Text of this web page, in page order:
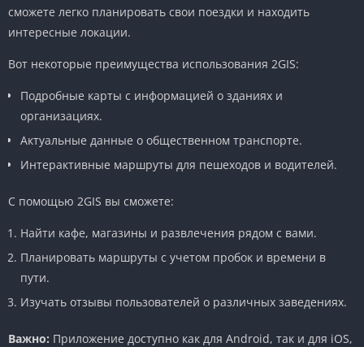
сможете легко планировать свои поездки и находить
интересные локации.
Вот некоторые преимущества использования 2GIS:
Подробные карты с информацией о зданиях и
организациях.
Актуальные данные о общественном транспорте.
Интерактивные маршруты для пешеходов и водителей.
С помощью 2GIS вы сможете:
Найти кафе, магазины и развлечения рядом с вами.
Планировать маршруты с учетом пробок и времени в
пути.
Изучать отзывы пользователей о различных заведениях.
Важно: Приложение доступно как для Android, так и для iOS,